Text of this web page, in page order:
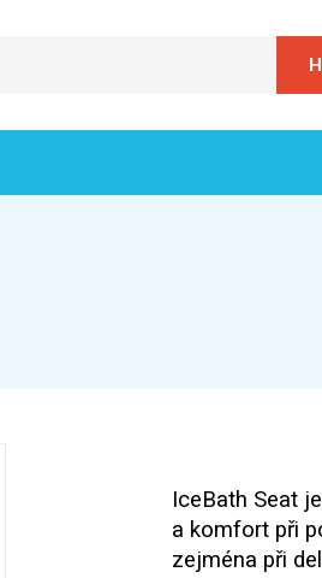
IceBath Seat
a komfort při
zejména při